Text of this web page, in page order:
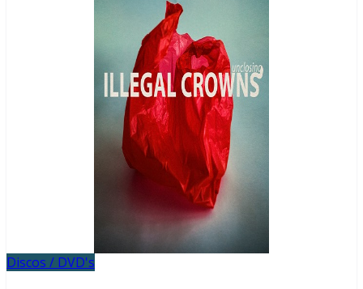
Discos / DVD's